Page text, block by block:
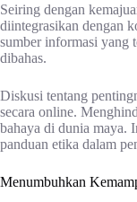
Seiring dengan
diintegrasikan dengan
sumber informasi yang
dibahas.
Diskusi tentang
secara online.
bahaya di dunia maya.
panduan etika dalam
Menumbuhkan